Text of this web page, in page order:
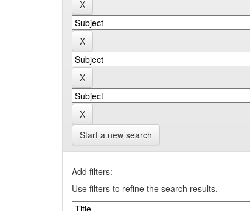
Start a new search
Add filters:
Use filters to refine the search results.